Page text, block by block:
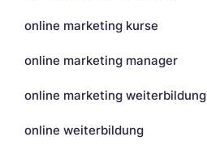
online marketing kurse
online marketing manager
online marketing weiterbildung
online weiterbildung